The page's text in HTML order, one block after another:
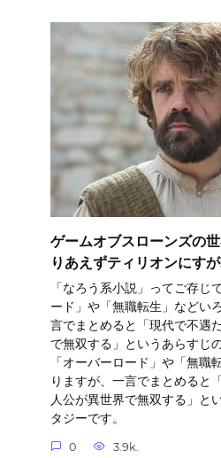
ゲームオブスローンズの
りあえずティリオンにす
「なろう系小説」ってご存じ
ード」や「無職転生」などい
言でまとめると「現代で不遇
で無双する」というあらすじ
「オーバーロード」や「無職
りますが、一言でまとめると
人公が異世界で無双する」と
タジーです。
0 3.9k.